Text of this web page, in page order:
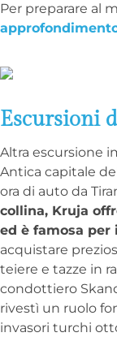
Per preparare al
Escursioni
Altra escursione
Antica capitale
ora di auto da
collina, Kruja
ed è famosa
acquistare
teiere e tazze in
condottiero
rivestì un ruolo
invasori turchi